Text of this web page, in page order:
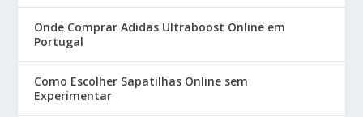
Onde Comprar Adidas Ultraboost Online em
Portugal
Como Escolher Sapatilhas Online sem
Experimentar